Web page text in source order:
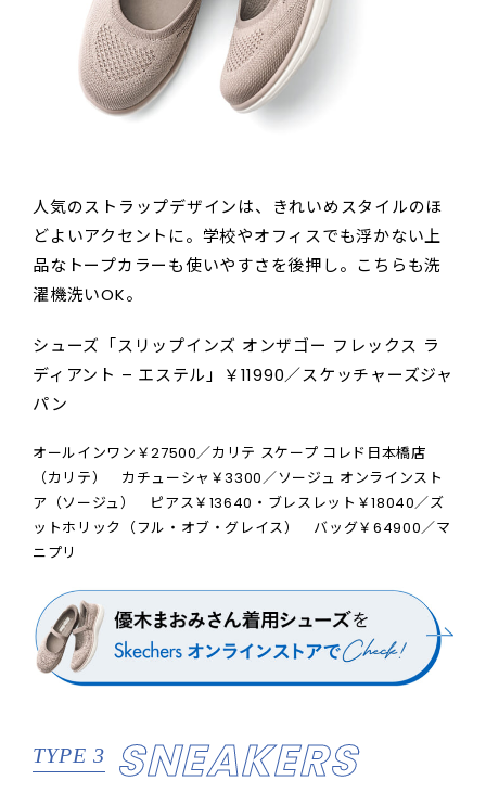
人気のストラップデザインは、きれいめスタイルのほ
どよいアクセントに。学校やオフィスでも浮かない上
品なトープカラーも使いやすさを後押し。こちらも洗
濯機洗いOK。
シューズ「スリップインズ オンザゴー フレックス ラ
ディアント – エステル」￥11990／スケッチャーズジャ
パン
オールインワン￥27500／カリテ スケープ コレド日本橋店
（カリテ） カチューシャ￥3300／ソージュ オンラインスト
ア（ソージュ） ピアス￥13640・ブレスレット￥18040／ズ
ットホリック（フル・オブ・グレイス） バッグ￥64900／マ
ニプリ
TYPE 3 SNEAKERS